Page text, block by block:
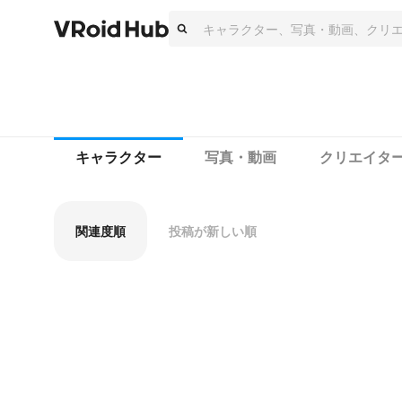
キャラクター 写真・動画 クリエイタ
関連度順 投稿が新しい順